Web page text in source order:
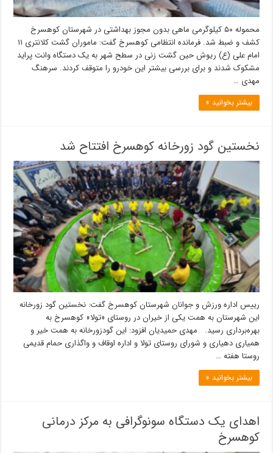
محموله ۵۰ کیلوگرمی ماهى بدون مجوز بهداشتی در شهرستان کوهسرخ
کشف و ضبط شد. فرمانده انتظامی كوهسرخ گفت: ماموران گشت كلانترى ۱۱
امام علی (ع) ريوش حين گشت زنى در سطح شهر به يک دستگاه وانت پرايد
مشكوک شدند و برای بررسی بيشتر اين خودرو را متوقف كردند. سرهنگ
مهدى …
بیشتر بخوانید »
نخستین گود زورخانه کوهسرخ افتتاح شد
رییس اداره ورزش و جوانان شهرستان کوهسرخ گفت: نخستین گود زورخانه
این شهرستان به همت یکی از خیران در روستای «تولا» کوهسرخ به
بهره‌برداری رسید. مهدی حمیدیان افزود: این گودزورخانه به همت خیر و
همیاری دهیاری و شورای روستای تولا و اداره اوقاف و واگذاری حمام قدیمی
روستا هفته …
بیشتر بخوانید »
اهدای یک دستگاه سونوگرافی به مرکز درمانی
کوهسرخ